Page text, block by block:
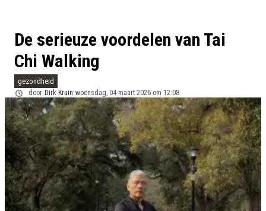
De serieuze voordelen van Tai
Chi Walking
gezondheid
door Dirk Kruin woensdag, 04 maart 2026 om 12:08